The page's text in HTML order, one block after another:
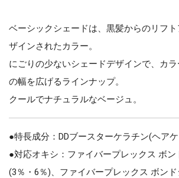
ベーシックシェードは、黒髪からのリフ
ザインされたカラー。
にごりの少ないシェードデザインで、カ
の幅を広げるラインナップ。
クールでナチュラルなベージュ。
●特長成分：DDブースターケラチン(ヘア
●対応オキシ：ファイバープレックス ボン
(3％・6％)、ファイバープレックス ボン